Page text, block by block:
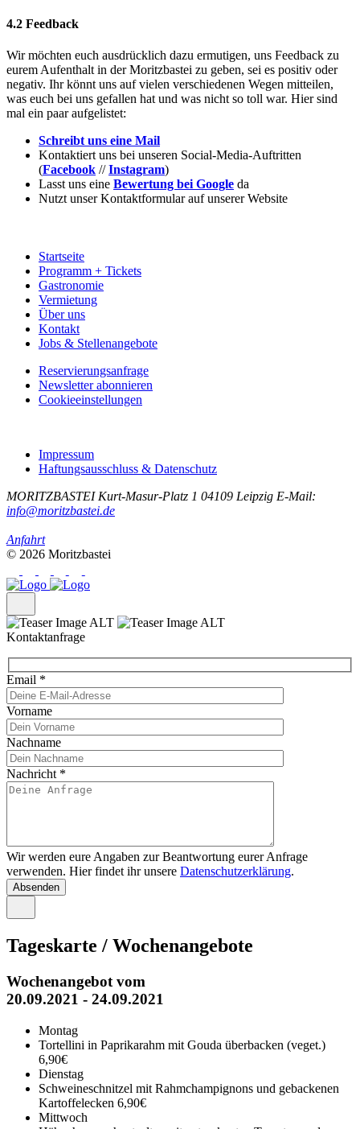
4.2 Feedback
Wir möchten euch ausdrücklich dazu ermutigen, uns Feedback zu
eurem Aufenthalt in der Moritzbastei zu geben, sei es positiv oder
negativ. Ihr könnt uns auf vielen verschiedenen Wegen mitteilen,
was euch bei uns gefallen hat und was nicht so toll war. Hier sind
mal ein paar aufgelistet:
Schreibt uns eine Mail
Kontaktiert uns bei unseren Social-Media-Auftritten
(Facebook //Instagram)
Lasst uns eine Bewertung bei Google da
Nutzt unser Kontaktformular auf unserer Website
Startseite
Programm + Tickets
Gastronomie
Vermietung
Über uns
Kontakt
Jobs & Stellenangebote
Reservierungsanfrage
Newsletter abonnieren
Cookieeinstellungen
Impressum
Haftungsausschluss & Datenschutz
MORITZBASTEI Kurt-Masur-Platz 1 04109 Leipzig E-Mail:
info@moritzbastei.de
Anfahrt
© 2026 Moritzbastei
Kontaktanfrage
Email *
Vorname
Nachname
Nachricht *
Wir werden eure Angaben zur Beantwortung eurer Anfrage
verwenden. Hier findet ihr unsere Datenschutzerklärung.
Tageskarte / Wochenangebote
Wochenangebot vom
20.09.2021 - 24.09.2021
Montag
Tortellini in Paprikarahm mit Gouda überbacken (veget.)
6,90€
Dienstag
Schweineschnitzel mit Rahmchampignons und gebackenen
Kartoffelecken 6,90€
Mittwoch